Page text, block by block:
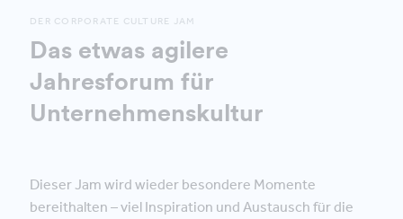
DER CORPORATE CULTURE JAM
Das etwas agilere
Jahresforum für
Unternehmenskultur
Dieser Jam wird wieder besondere Momente
bereithalten – viel Inspiration und Austausch für die